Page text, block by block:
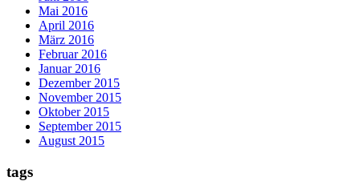
Mai 2016
April 2016
März 2016
Februar 2016
Januar 2016
Dezember 2015
November 2015
Oktober 2015
September 2015
August 2015
tags